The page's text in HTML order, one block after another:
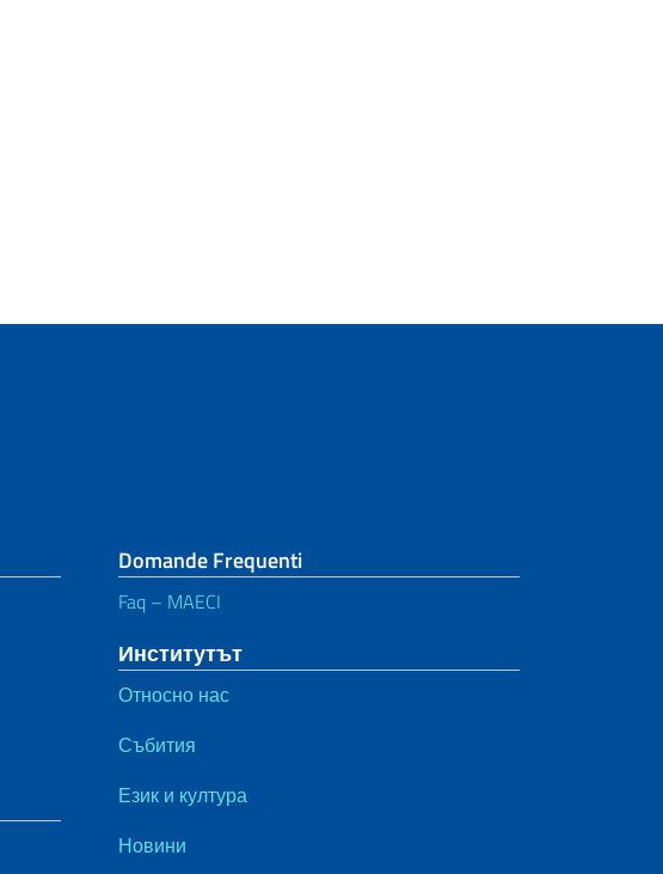
Domande Frequenti
Faq – MAECI
Институтът
Относно нас
Събития
Език и култура
Новини